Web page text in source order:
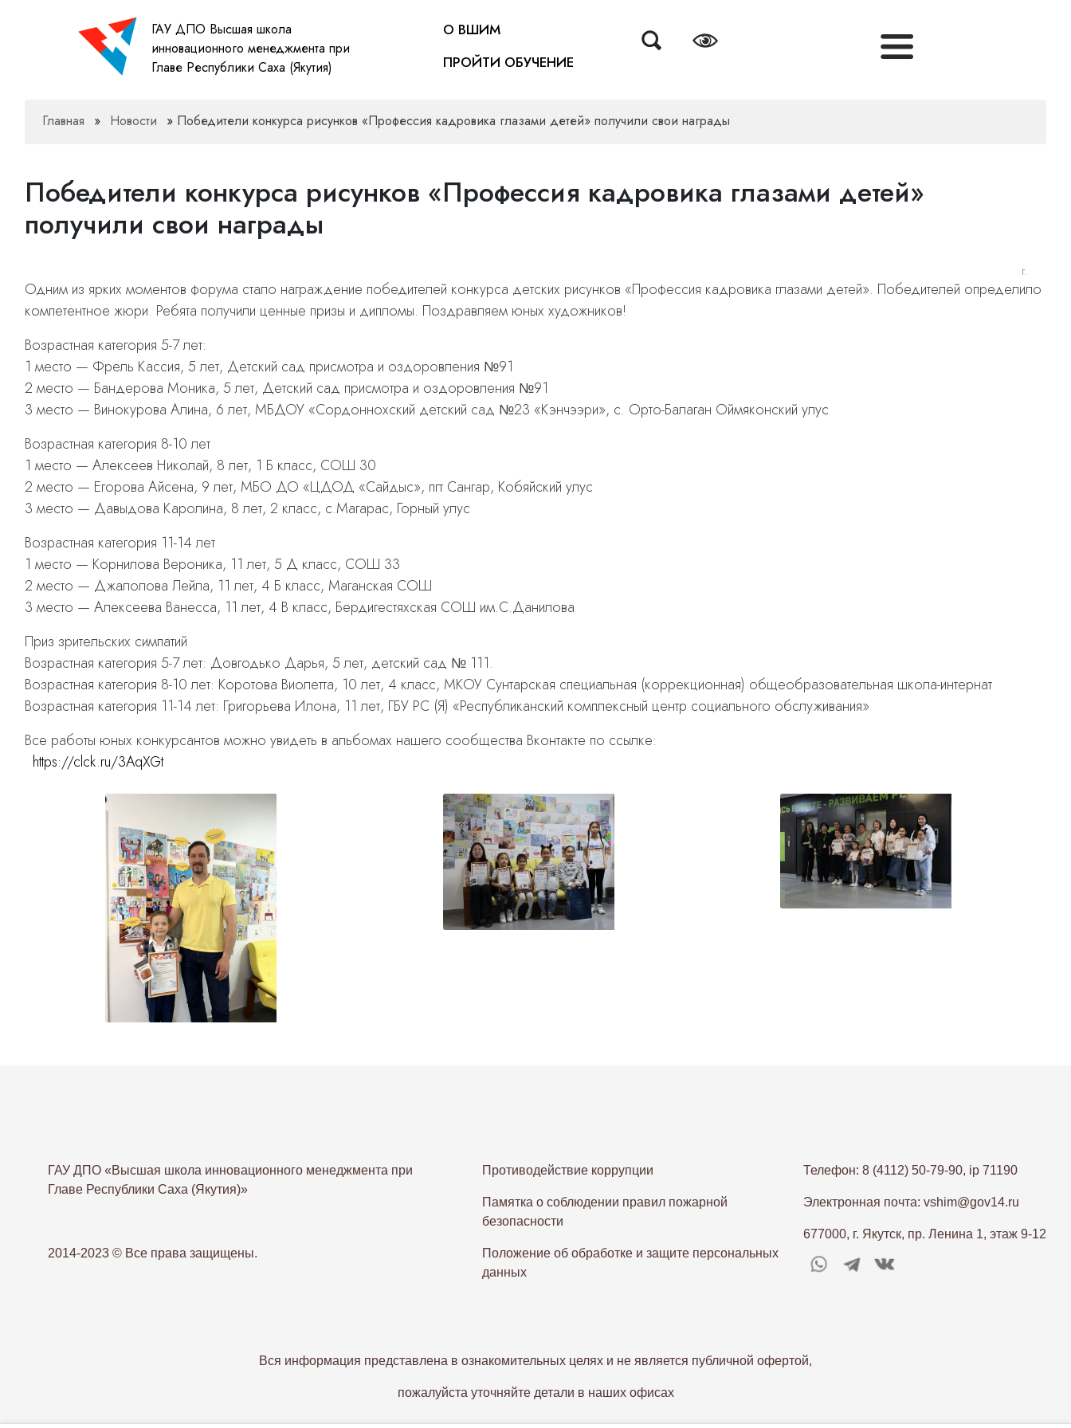
ГАУ ДПО Высшая школа
инновационного менеджмента при
Главе Республики Саха (Якутия)
О ВШИМ
ПРОЙТИ ОБУЧЕНИЕ
Главная » Новости » Победители конкурса рисунков «Профессия кадровика глазами детей» получили свои награды
Победители конкурса рисунков «Профессия кадровика глазами детей»
получили свои награды
г.
Одним из ярких моментов форума стало награждение победителей конкурса детских рисунков «Профессия кадровика глазами детей». Победителей определило
компетентное жюри. Ребята получили ценные призы и дипломы. Поздравляем юных художников!
Возрастная категория 5-7 лет:
1 место — Фрель Кассия, 5 лет, Детский сад присмотра и оздоровления №91
2 место — Бандерова Моника, 5 лет, Детский сад присмотра и оздоровления №91
3 место — Винокурова Алина, 6 лет, МБДОУ «Сордоннохский детский сад №23 «Кэнчээри», с. Орто-Балаган Оймяконский улус
Возрастная категория 8-10 лет
1 место — Алексеев Николай, 8 лет, 1 Б класс, СОШ 30
2 место — Егорова Айсена, 9 лет, МБО ДО «ЦДОД «Сайдыс», пгт Сангар, Кобяйский улус
3 место — Давыдова Каролина, 8 лет, 2 класс, с.Магарас, Горный улус
Возрастная категория 11-14 лет
1 место — Корнилова Вероника, 11 лет, 5 Д класс, СОШ 33
2 место — Джалолова Лейла, 11 лет, 4 Б класс, Маганская СОШ
3 место — Алексеева Ванесса, 11 лет, 4 В класс, Бердигестяхская СОШ им.С.Данилова
Приз зрительских симпатий
Возрастная категория 5-7 лет: Довгодько Дарья, 5 лет, детский сад № 111.
Возрастная категория 8-10 лет: Коротова Виолетта, 10 лет, 4 класс, МКОУ Сунтарская специальная (коррекционная) общеобразовательная школа-интернат
Возрастная категория 11-14 лет: Григорьева Илона, 11 лет, ГБУ РС (Я) «Республиканский комплексный центр социального обслуживания»
Все работы юных конкурсантов можно увидеть в альбомах нашего сообщества Вконтакте по ссылке:
https://clck.ru/3AqXGt
ГАУ ДПО «Высшая школа инновационного менеджмента при
Главе Республики Саха (Якутия)»
2014-2023 © Все права защищены.
Противодействие коррупции
Памятка о соблюдении правил пожарной
безопасности
Положение об обработке и защите персональных
данных
Телефон: 8 (4112) 50-79-90, ip 71190
Электронная почта: vshim@gov14.ru
677000, г. Якутск, пр. Ленина 1, этаж 9-12
Вся информация представлена в ознакомительных целях и не является публичной офертой,
пожалуйста уточняйте детали в наших офисах